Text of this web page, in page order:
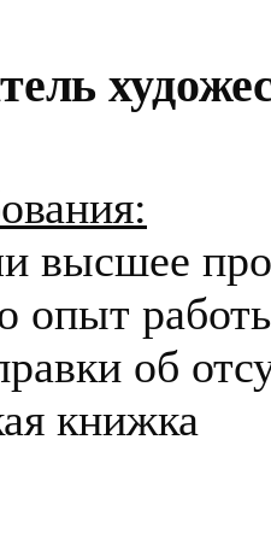
высшее
опыт
об
книжка